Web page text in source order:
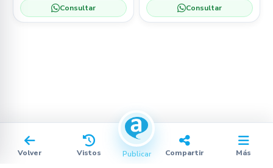
Consultar Consultar
Volver Vistos Publicar Compartir Más